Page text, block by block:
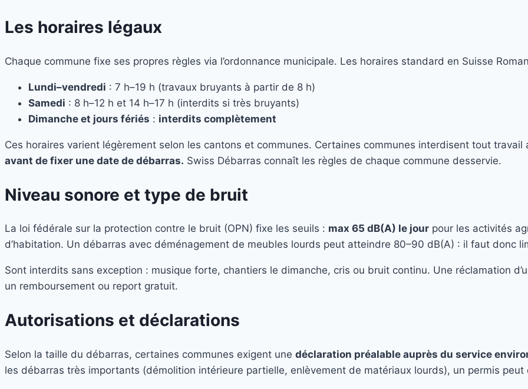
Les horaires légaux
Chaque commune fixe ses propres règles via l’ordonnance municipale. Les horaires standard en Suisse
Lundi–vendredi : 7 h–19 h (travaux bruyants à partir de 8 h)
Samedi : 8 h–12 h et 14 h–17 h (interdits si très bruyants)
Dimanche et jours fériés : interdits complètement
Ces horaires varient légèrement selon les cantons et communes. Certaines communes interdisent tout travail
avant de fixer une date de débarras. Swiss Débarras connaît les règles de chaque commune desservie.
Niveau sonore et type de bruit
La loi fédérale sur la protection contre le bruit (OPN) fixe les seuils : max 65 dB(A) le jour pour les activités
d’habitation. Un débarras avec déménagement de meubles lourds peut atteindre 80–90 dB(A) : il faut donc
Sont interdits sans exception : musique forte, chantiers le dimanche, cris ou bruit continu. Une réclamation
un remboursement ou report gratuit.
Autorisations et déclarations
Selon la taille du débarras, certaines communes exigent une déclaration préalable auprès du service
les débarras très importants (démolition intérieure partielle, enlèvement de matériaux lourds), un permis peut